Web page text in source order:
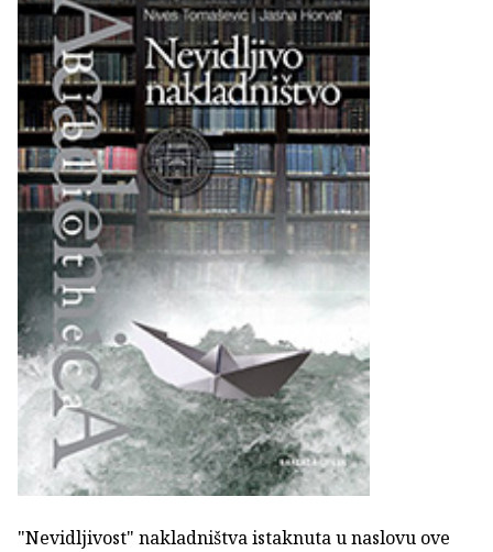
"Nevidljivost" nakladništva istaknuta u naslovu ove